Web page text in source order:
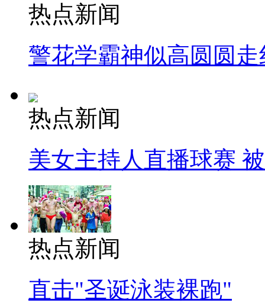
热点新闻
警花学霸神似高圆圆走
热点新闻
美女主持人直播球赛
热点新闻
直击"圣诞泳装裸跑"